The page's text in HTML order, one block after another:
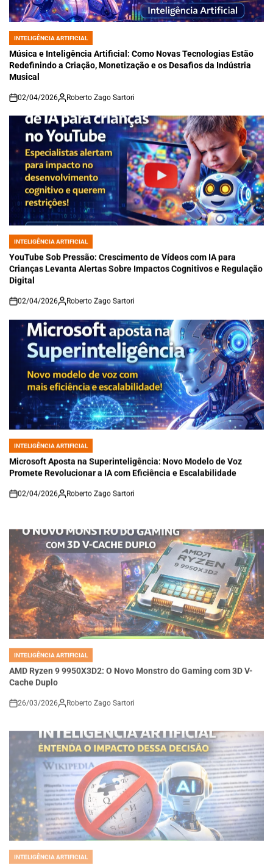
POSTED
IN
INTELIGÊNCIA ARTIFICIAL
Música e Inteligência Artificial: Como Novas Tecnologias Estão
Redefinindo a Criação, Monetização e os Desafios da Indústria
Musical
on
02/04/2026 Roberto Zago Sartori
POSTED
IN
INTELIGÊNCIA ARTIFICIAL
YouTube Sob Pressão: Crescimento de Vídeos com IA para
Crianças Levanta Alertas Sobre Impactos Cognitivos e Regulação
Digital
on
02/04/2026 Roberto Zago Sartori
POSTED
IN
INTELIGÊNCIA ARTIFICIAL
Microsoft Aposta na Superinteligência: Novo Modelo de Voz
Promete Revolucionar a IA com Eficiência e Escalabilidade
on
02/04/2026 Roberto Zago Sartori
POSTED
IN
INTELIGÊNCIA ARTIFICIAL
AMD Ryzen 9 9950X3D2: O Novo Monstro do Gaming com 3D V-
Cache Duplo
on
26/03/2026
POSTED
IN
INTELIGÊNCIA ARTIFICIAL
Wikipedia Baniu Uso de Inteligência Artificial: Entenda o Impacto
dessa Decisão